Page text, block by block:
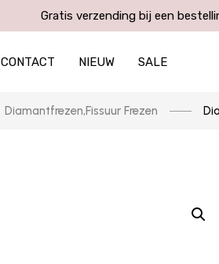
Gratis verzending bij een
CONTACT NIEUW SALE
Diamantfrezen,Fissuur Frezen